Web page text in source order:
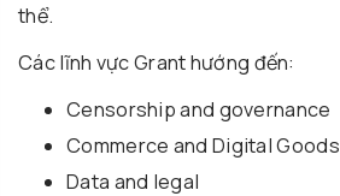
thể.
Các lĩnh vực Grant hướng đến:
Censorship and governance
Commerce and Digital Goods
Data and legal